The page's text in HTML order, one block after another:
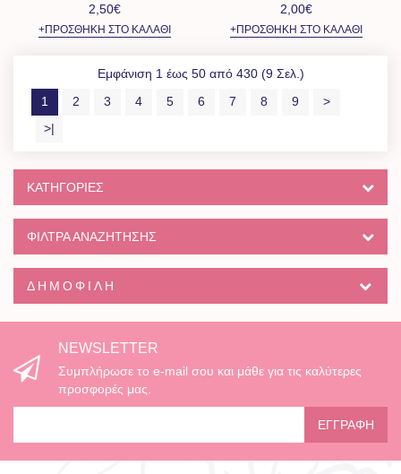
2,50€
+ΠΡΟΣΘΉΚΗ ΣΤΟ ΚΑΛΆΘΙ
2,00€
+ΠΡΟΣΘΉΚΗ ΣΤΟ ΚΑΛΆΘΙ
Εμφάνιση 1 έως 50 από 430 (9 Σελ.)
1
2 3 4 5 6 7 8 9
>
>|
ΚΑΤΗΓΟΡΊΕΣ
ΦΙΛΤΡΑ ΑΝΑΖΗΤΗΣΗΣ
ΔΗΜΟΦΙΛΉ
NEWSLETTER
Συμπλήρωσε το e-mail σου και μάθε για τις καλύτερες
προσφορές μας.
ΕΓΓΡΑΦΉ